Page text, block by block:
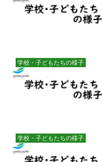
学校・子どもたちの様子
学校・子どもたちの様子